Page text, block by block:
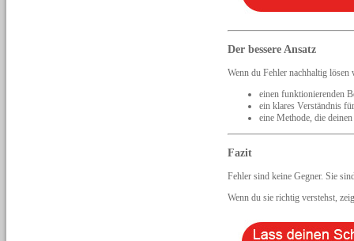
Der bessere Ansatz
Wenn du Fehler nachhaltig
einen funktionierenden
ein klares Verständnis
eine Methode, die
Fazit
Fehler sind keine Gegner. Sie
Wenn du sie richtig verstehst,